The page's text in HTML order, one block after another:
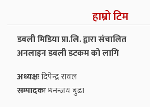
हाम्रो टिम
डबली मिडिया प्रा.लि. द्वारा संचालित
अनलाइन डबली डटकम को लागि
अध्यक्षःदिपेन्द्र रावल
सम्पादकःधनन्‍जय बुढा